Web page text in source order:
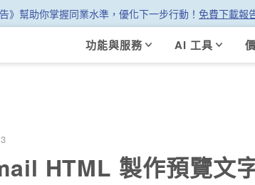
》幫助你掌握同業水準，優化下一步行動！ 免費下載報
功能與服務 AI 工具
HTML 製作預覽文